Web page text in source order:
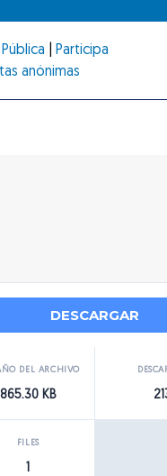
Participa
anónimas
DESCARGAR
DEL ARCHIVO
865.30 KB
FILES
1